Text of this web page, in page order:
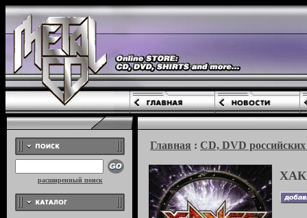
расширенный поиск
Главная : CD, DVD